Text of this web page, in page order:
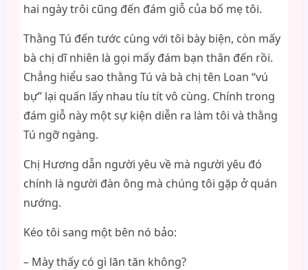
hai ngày trôi cũng đến đám giỗ của bố mẹ tôi.
Thằng Tú đến tước cùng với tôi bày biện, còn mấy
bà chị dĩ nhiên là gọi mấy đám bạn thân đến rồi.
Chẳng hiểu sao thằng Tú và bà chị tên Loan “vú
bự” lại quấn lấy nhau tíu tít vô cùng. Chính trong
đám giỗ này một sự kiện diễn ra làm tôi và thằng
Tú ngỡ ngàng.
Chị Hương dẫn người yêu về mà người yêu đó
chính là người đàn ông mà chúng tôi gặp ở quán
nướng.
Kéo tôi sang một bên nó bảo:
– Mày thấy có gì lăn tăn không?